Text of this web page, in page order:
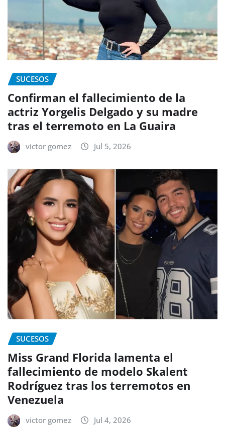
SUCESOS
Confirman el fallecimiento de la
actriz Yorgelis Delgado y su madre
tras el terremoto en La Guaira
victor gomez Jul 5, 2026
SUCESOS
Miss Grand Florida lamenta el
fallecimiento de modelo Skalent
Rodríguez tras los terremotos en
Venezuela
victor gomez Jul 4, 2026